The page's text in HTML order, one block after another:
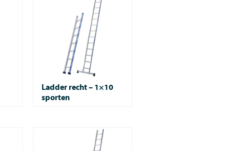
Ladder recht – 1×10
sporten